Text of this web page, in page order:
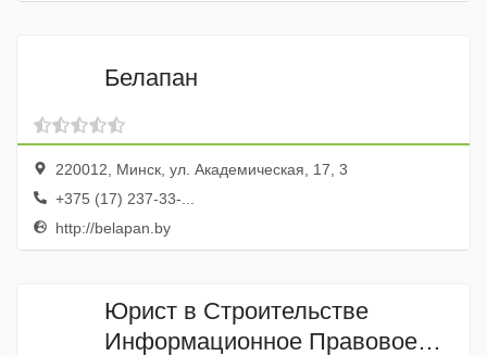
Белапан
220012, Минск, ул. Академическая, 17, 3
+375 (17) 237-33-...
http://belapan.by
Юрист в Строительстве
Информационное Правовое